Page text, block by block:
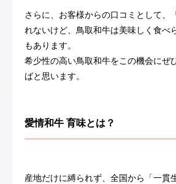
さらに、お客様からの口コミとして、
れないけど、鳥取和牛は美味しく食べ
もあります。
希少性の高い鳥取和牛をこの機会にぜ
ばと思います。
愛情和牛 育味とは？
産地だけに縛られず、全国から「一貫